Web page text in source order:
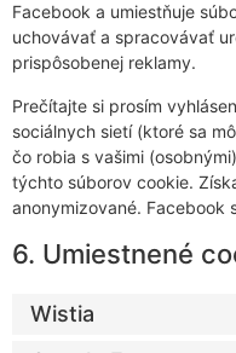
Facebook a umiestňuje
uchovávať a spracovávať
prispôsobenej reklamy.
Prečítajte si prosím
sociálnych sietí (ktoré sa
čo robia s vašimi
týchto súborov cookie.
anonymizované. Facebook
6. Umiestnené
Wistia